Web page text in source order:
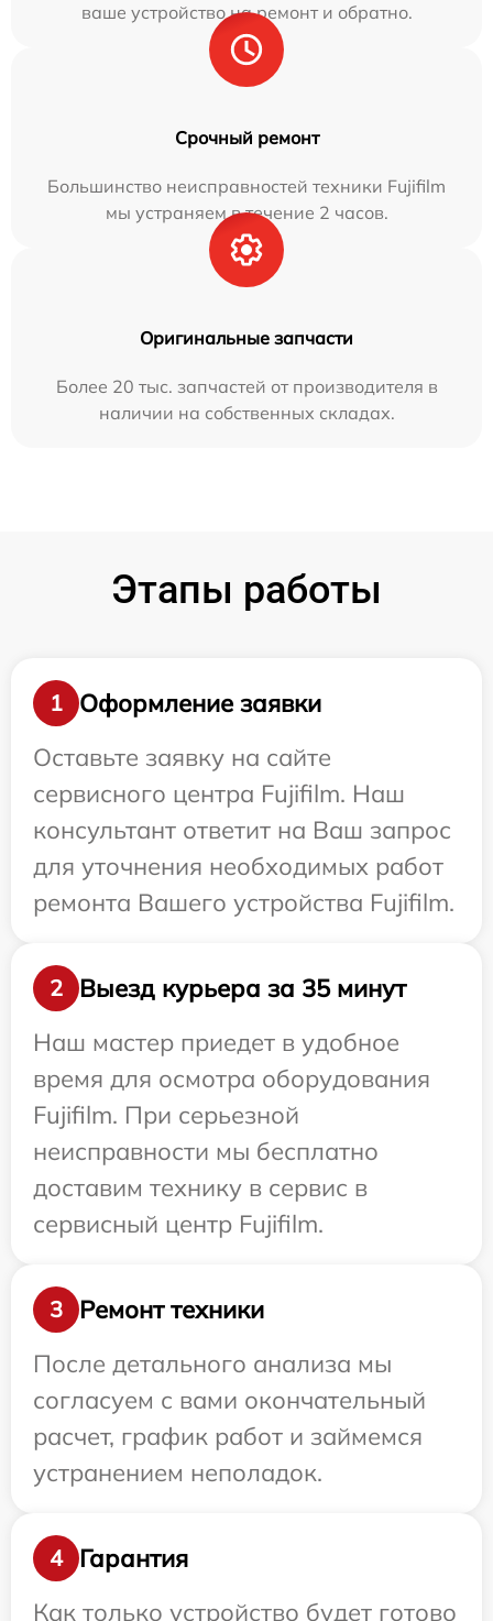
ваше устройство на ремонт и обратно.
Срочный ремонт
Большинство неисправностей техники Fujifilm
мы устраняем в течение 2 часов.
Оригинальные запчасти
Более 20 тыс. запчастей от производителя в
наличии на собственных складах.
Этапы работы
1
Оформление заявки
Оставьте заявку на сайте
сервисного центра Fujifilm. Наш
консультант ответит на Ваш запрос
для уточнения необходимых работ
ремонта Вашего устройства Fujifilm.
2
Выезд курьера за 35 минут
Наш мастер приедет в удобное
время для осмотра оборудования
Fujifilm. При серьезной
неисправности мы бесплатно
доставим технику в сервис в
сервисный центр Fujifilm.
3
Ремонт техники
После детального анализа мы
согласуем с вами окончательный
расчет, график работ и займемся
устранением неполадок.
4
Гарантия
Как только устройство будет готово